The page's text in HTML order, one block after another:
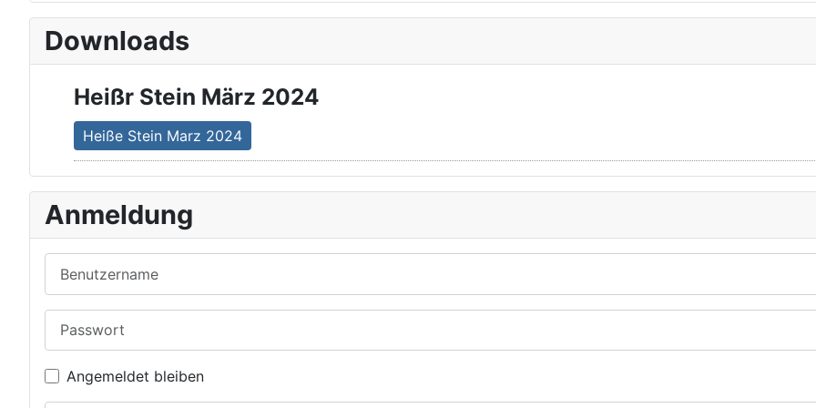
Downloads
Heißr Stein März 2024
Heiße Stein Marz 2024
Anmeldung
Angemeldet bleiben